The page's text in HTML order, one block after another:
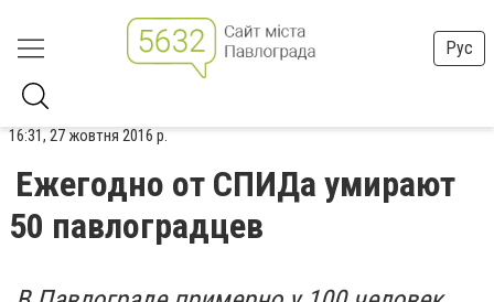
Рус
16:31, 27 жовтня 2016 р.
Ежегодно от СПИДа умирают
50 павлоградцев